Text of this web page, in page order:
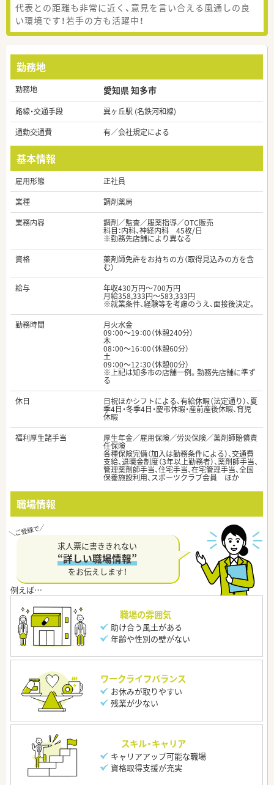
代表との距離も非常に近く、意見を言い合える風通しの良
い環境です！若手の方も活躍中！
勤務地
勤務地 愛知県 知多市
路線・交通手段
巽ヶ丘駅 (名鉄河和線)
通勤交通費
有／会社規定による
基本情報
雇用形態
正社員
業種
調剤薬局
業務内容
調剤／監査／服薬指導／OTC販売
科目：内科、神経内科 45枚/日
※勤務先店舗により異なる
資格
薬剤師免許をお持ちの方（取得見込みの方を含
む）
給与
年収430万円～700万円
月給358,333円～583,333円
※就業条件、経験等を考慮のうえ、面接後決定。
勤務時間
月火水金
09：00～19：00（休憩240分）
木
08：00～16：00（休憩60分）
土
09：00～12：30（休憩00分）
※上記は知多市の店舗一例。勤務先店舗に準ず
る
休日
日祝ほかシフトによる、有給休暇（法定通り）、夏
季4日・冬季4日・慶弔休暇・産前産後休暇、育児
休暇
福利厚生諸手当
厚生年金／雇用保険／労災保険／薬剤師賠償責
任保険
各種保険完備（加入は勤務条件による）、交通費
支給、退職金制度（3年以上勤務者）、薬剤師手当、
管理薬剤師手当、住宅手当、在宅管理手当、全国
保養施設利用、スポーツクラブ会員 ほか
職場情報
求人票に書ききれない
“詳しい職場情報”
をお伝えします！
職場の雰囲気
助け合う風土がある
年齢や性別の壁がない
ワークライフバランス
お休みが取りやすい
残業が少ない
スキル・キャリア
キャリアアップ可能な職場
資格取得支援が充実